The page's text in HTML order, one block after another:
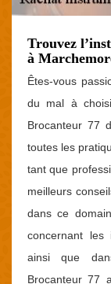
Trouvez
à
Êtes-vous
du mal à
Brocanteur 77
toutes les
tant que
meilleurs
dans ce
concernant les
ainsi que
Brocanteur 77